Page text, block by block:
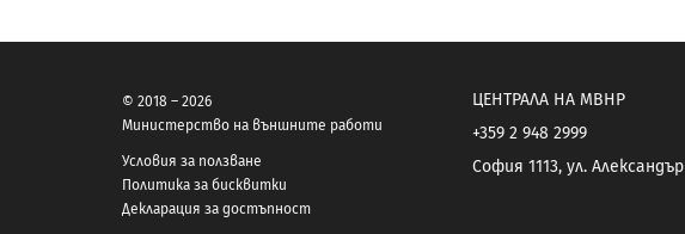
© 2018 – 2026
Министерство на външните работи
Условия за ползване
Политика за бисквитки
Декларация за достъпност
ЦЕНТРАЛА НА МВНР
+359 2 948 2999
София 1113, ул.